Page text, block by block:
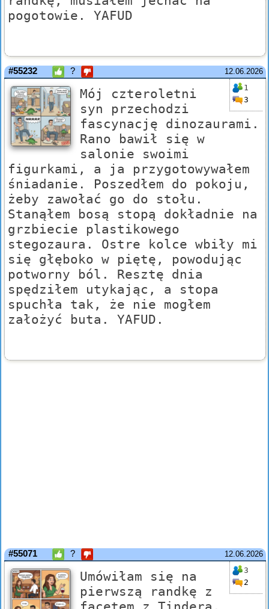
pogotowie. YAFUD
12.06.2026
#55232 ?
1
3
Mój czteroletni
syn przechodzi
fascynację dinozaurami.
Rano bawił się w
salonie swoimi
figurkami, a ja przygotowywałem
śniadanie. Poszedłem do pokoju,
żeby zawołać go do stołu.
Stanąłem bosą stopą dokładnie na
grzbiecie plastikowego
stegozaura. Ostre kolce wbiły mi
się głęboko w piętę, powodując
potworny ból. Resztę dnia
spędziłem utykając, a stopa
spuchła tak, że nie mogłem
założyć buta. YAFUD.
12.06.2026
#55071 ?
3
2
Umówiłam się na
pierwszą randkę z